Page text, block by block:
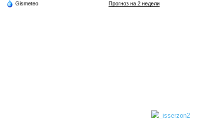
Gismeteo Прогноз на 2 недели